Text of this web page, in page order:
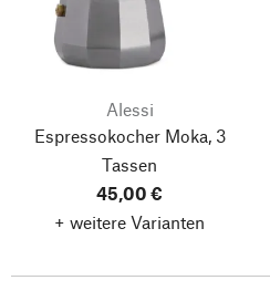
Alessi
Espressokocher Moka, 3
Tassen
45,00 €
+ weitere Varianten